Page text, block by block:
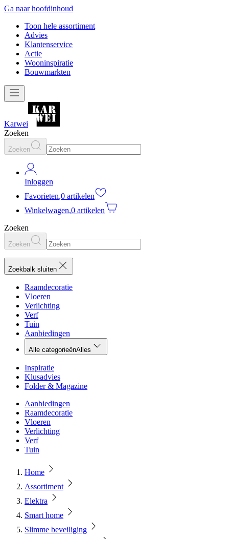
Ga naar hoofdinhoud
Toon hele assortiment
Advies
Klantenservice
Actie
Wooninspiratie
Bouwmarkten
Karwei
Zoeken
Zoeken
Inloggen
Favorieten,0 artikelen
Winkelwagen,0 artikelen
Zoeken
Zoeken
Zoekbalk sluiten
Raamdecoratie
Vloeren
Verlichting
Verf
Tuin
Aanbiedingen
Alle categorieënAlles
Inspiratie
Klusadvies
Folder & Magazine
Aanbiedingen
Raamdecoratie
Vloeren
Verlichting
Verf
Tuin
Home
Assortiment
Elektra
Smart home
Slimme beveiliging